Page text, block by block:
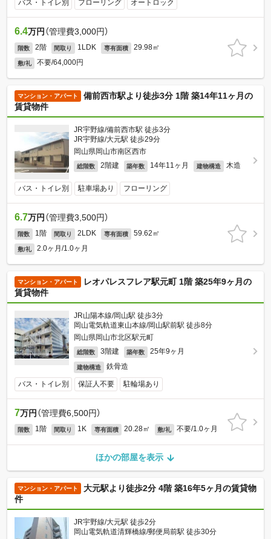
バス・トイレ別 フローリング オートロック
6.4万円 （管理費3,000円）
階数 2階 間取り 1LDK 専有面積 29.98㎡
敷/礼 不要/64,000円
マンション・アパート
備前西市駅より徒歩3分 1階 築14年11ヶ月の
賃貸物件
JR宇野線/備前西市駅 徒歩3分
JR宇野線/大元駅 徒歩29分
岡山県岡山市南区西市
総階数 2階建 築年数 14年11ヶ月 建物構造 木造
バス・トイレ別 駐車場あり フローリング
6.7万円 （管理費3,500円）
階数 1階 間取り 2LDK 専有面積 59.62㎡
敷/礼 2.0ヶ月/1.0ヶ月
マンション・アパート
レオパレスフレア駅元町 1階 築25年9ヶ月の
賃貸物件
JR山陽本線/岡山駅 徒歩3分
岡山電気軌道東山本線/岡山駅前駅 徒歩8分
岡山県岡山市北区駅元町
総階数 3階建 築年数 25年9ヶ月
建物構造 鉄骨造
バス・トイレ別 保証人不要 駐輪場あり
7万円 （管理費6,500円）
階数 1階 間取り 1K 専有面積 20.28㎡ 敷/礼 不要/1.0ヶ月
ほかの部屋を表示
マンション・アパート
大元駅より徒歩2分 4階 築16年5ヶ月の賃貸物
件
JR宇野線/大元駅 徒歩2分
岡山電気軌道清輝橋線/郵便局前駅 徒歩30分